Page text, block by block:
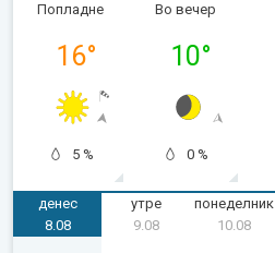
Попладне
16°
5 %
Во вечер
10°
0 %
денес
сабота, 08.08
8.08
утре
9.08
понеделник
10.08